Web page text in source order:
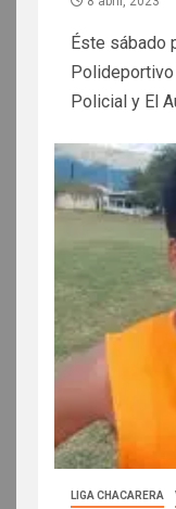
Éste sábado
Policial y El
LIGA CHACARERA